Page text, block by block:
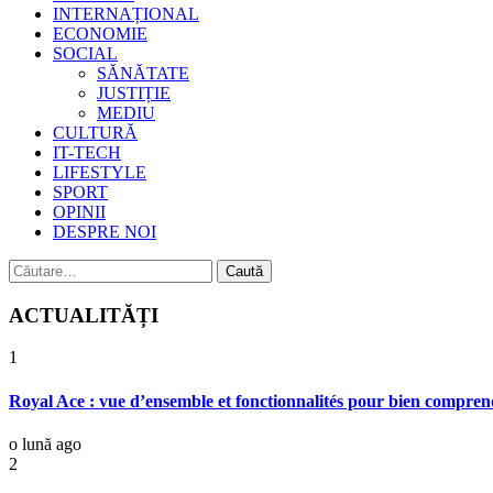
INTERNAȚIONAL
ECONOMIE
SOCIAL
SĂNĂTATE
JUSTIȚIE
MEDIU
CULTURĂ
IT-TECH
LIFESTYLE
SPORT
OPINII
DESPRE NOI
Caută
după:
ACTUALITĂȚI
1
Royal Ace : vue d’ensemble et fonctionnalités pour bien
o lună ago
2